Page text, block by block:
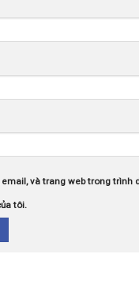
email, và trang web trong trình
tôi.